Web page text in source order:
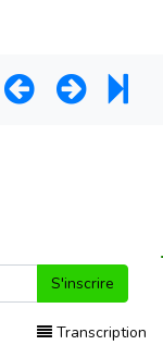
S'inscrire
Transcription